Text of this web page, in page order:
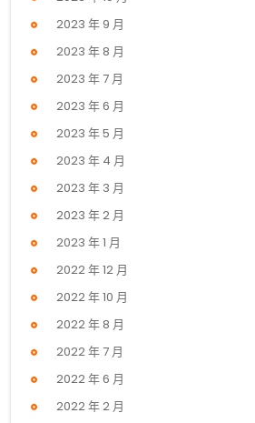
2023 年 9 月
2023 年 8 月
2023 年 7 月
2023 年 6 月
2023 年 5 月
2023 年 4 月
2023 年 3 月
2023 年 2 月
2023 年 1 月
2022 年 12 月
2022 年 10 月
2022 年 8 月
2022 年 7 月
2022 年 6 月
2022 年 2 月